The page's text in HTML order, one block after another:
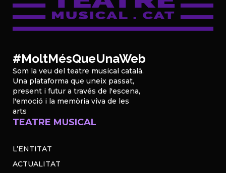
#MoltMésQueUnaWeb
Som la veu del teatre musical català.
Una plataforma que uneix passat,
present i futur a través de l'escena,
l'emoció i la memòria viva de les
arts
TEATRE MUSICAL
L’ENTITAT
ACTUALITAT